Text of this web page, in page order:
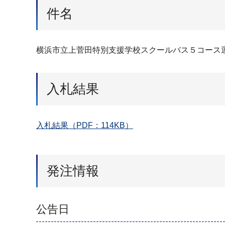
件名
横浜市立上菅田特別支援学校スクールバス５コース
入札結果
入札結果（PDF：114KB）
発注情報
公告日